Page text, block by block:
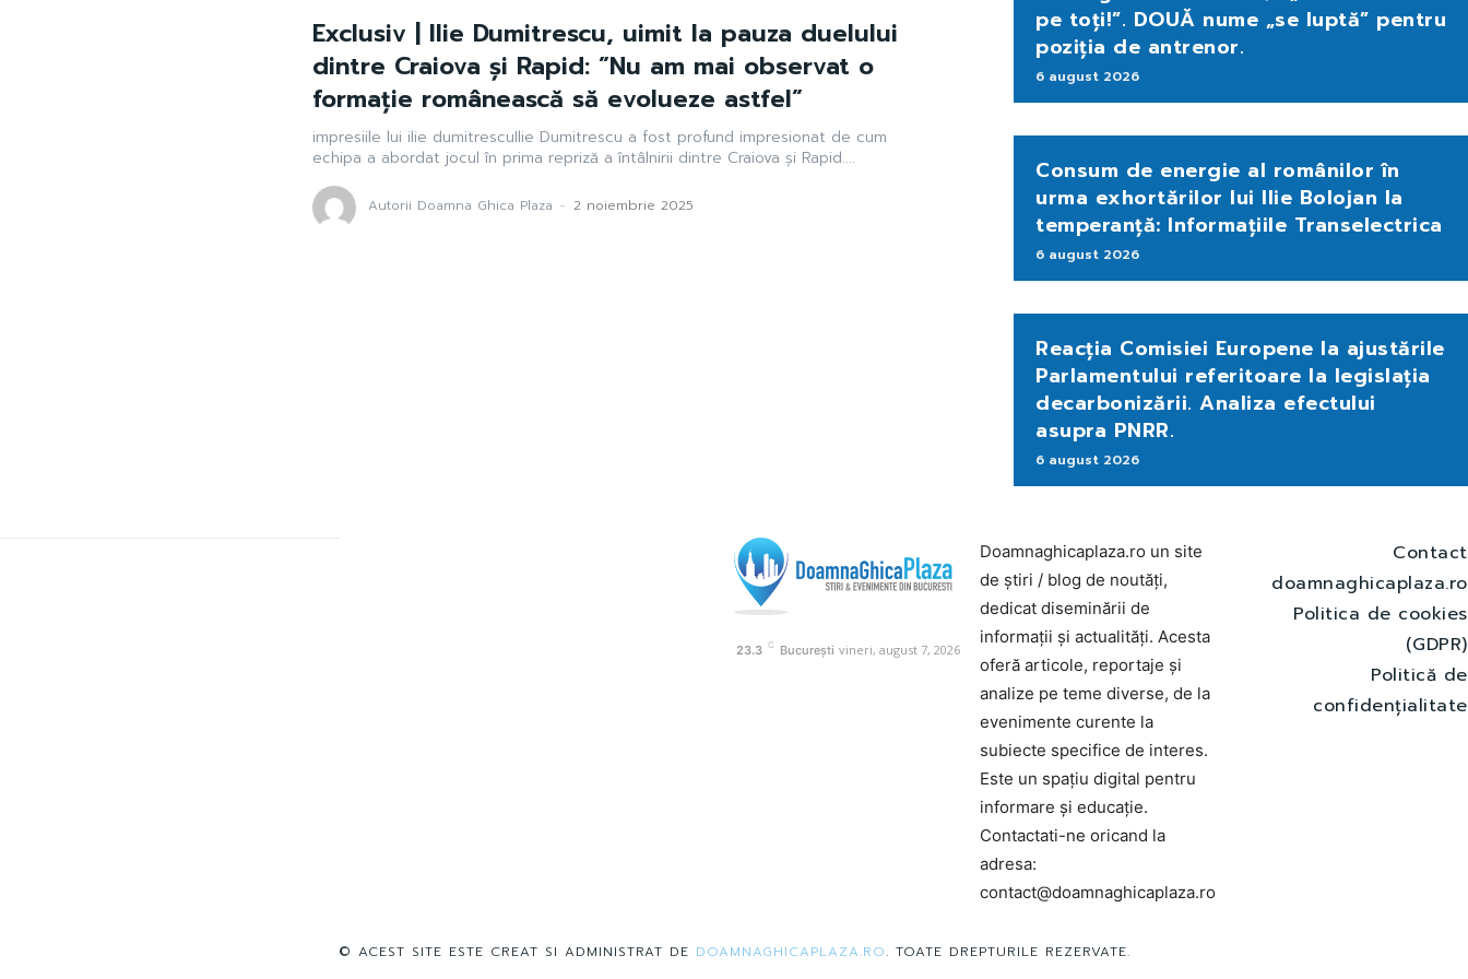
Exclusiv | Ilie Dumitrescu, uimit la pauza duelului
dintre Craiova și Rapid: ”Nu am mai observat o
formație românească să evolueze astfel”
impresiile lui ilie dumitrescuIlie Dumitrescu a fost profund impresionat de cum
echipa a abordat jocul în prima repriză a întâlnirii dintre Craiova și Rapid....
Autorii Doamna Ghica Plaza - 2 noiembrie 2025
pe toți!”. DOUĂ nume „se luptă” pentru
poziția de antrenor.
6 august 2026
Consum de energie al românilor în
urma exhortărilor lui Ilie Bolojan la
temperanță: Informațiile Transelectrica
6 august 2026
Reacția Comisiei Europene la ajustările
Parlamentului referitoare la legislația
decarbonizării. Analiza efectului
asupra PNRR.
6 august 2026
23.3 C București vineri, august 7, 2026
Doamnaghicaplaza.ro un site
de știri / blog de noutăți,
dedicat diseminării de
informații și actualități. Acesta
oferă articole, reportaje și
analize pe teme diverse, de la
evenimente curente la
subiecte specifice de interes.
Este un spațiu digital pentru
informare și educație.
Contactati-ne oricand la
adresa:
contact@doamnaghicaplaza.ro
Contact
doamnaghicaplaza.ro
Politica de cookies
(GDPR)
Politică de
confidențialitate
© ACEST SITE ESTE CREAT SI ADMINISTRAT DE DOAMNAGHICAPLAZA.RO. TOATE DREPTURILE REZERVATE.